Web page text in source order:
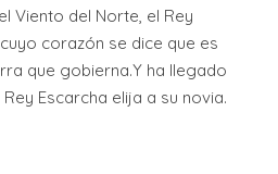
Viento del Norte, el Rey
corazón se dice que es
que gobierna.Y ha llegado
Escarcha elija a su novia.